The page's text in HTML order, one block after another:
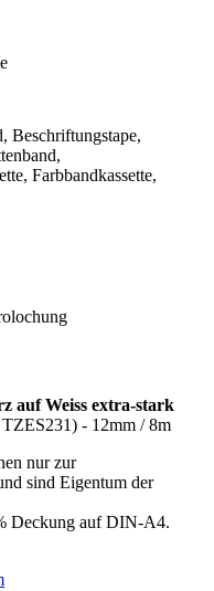
Beschriftungstape,
Farbbandkassette,
auf Weiss extra-stark
- 12mm / 8m
nur zur
sind Eigentum der
Deckung auf DIN-A4.